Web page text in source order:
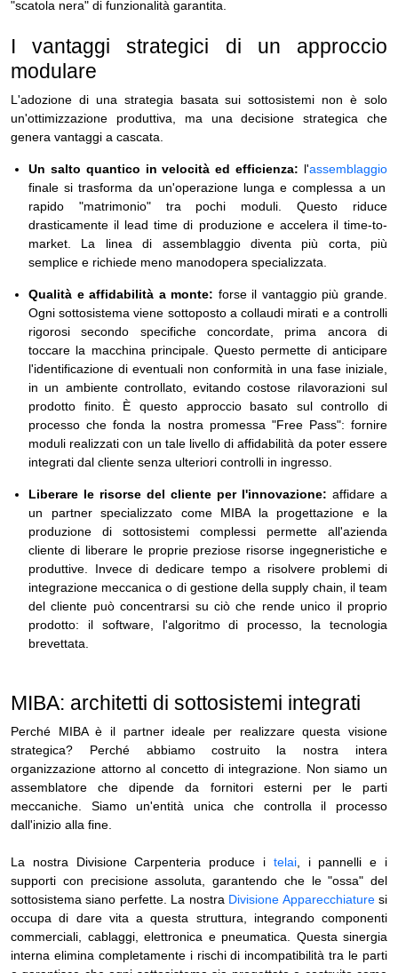
"scatola nera" di funzionalità garantita.
I vantaggi strategici di un approccio
modulare
L'adozione di una strategia basata sui sottosistemi non è solo
un'ottimizzazione produttiva, ma una decisione strategica che
genera vantaggi a cascata.
Un salto quantico in velocità ed efficienza: l'assemblaggio
finale si trasforma da un'operazione lunga e complessa a un
rapido "matrimonio" tra pochi moduli. Questo riduce
drasticamente il lead time di produzione e accelera il time-to-
market. La linea di assemblaggio diventa più corta, più
semplice e richiede meno manodopera specializzata.
Qualità e affidabilità a monte: forse il vantaggio più grande.
Ogni sottosistema viene sottoposto a collaudi mirati e a controlli
rigorosi secondo specifiche concordate, prima ancora di
toccare la macchina principale. Questo permette di anticipare
l'identificazione di eventuali non conformità in una fase iniziale,
in un ambiente controllato, evitando costose rilavorazioni sul
prodotto finito. È questo approccio basato sul controllo di
processo che fonda la nostra promessa "Free Pass": fornire
moduli realizzati con un tale livello di affidabilità da poter essere
integrati dal cliente senza ulteriori controlli in ingresso.
Liberare le risorse del cliente per l'innovazione: affidare a
un partner specializzato come MIBA la progettazione e la
produzione di sottosistemi complessi permette all'azienda
cliente di liberare le proprie preziose risorse ingegneristiche e
produttive. Invece di dedicare tempo a risolvere problemi di
integrazione meccanica o di gestione della supply chain, il team
del cliente può concentrarsi su ciò che rende unico il proprio
prodotto: il software, l'algoritmo di processo, la tecnologia
brevettata.
MIBA: architetti di sottosistemi integrati
Perché MIBA è il partner ideale per realizzare questa visione
strategica? Perché abbiamo costruito la nostra intera
organizzazione attorno al concetto di integrazione. Non siamo un
assemblatore che dipende da fornitori esterni per le parti
meccaniche. Siamo un'entità unica che controlla il processo
dall'inizio alla fine.
La nostra Divisione Carpenteria produce i telai, i pannelli e i
supporti con precisione assoluta, garantendo che le "ossa" del
sottosistema siano perfette. La nostra Divisione Apparecchiaturesi
occupa di dare vita a questa struttura, integrando componenti
commerciali, cablaggi, elettronica e pneumatica. Questa sinergia
interna elimina completamente i rischi di incompatibilità tra le parti